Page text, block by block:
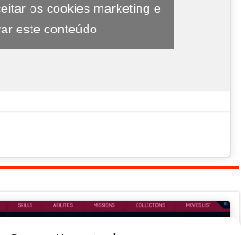
os cookies marketing e
este conteúdo